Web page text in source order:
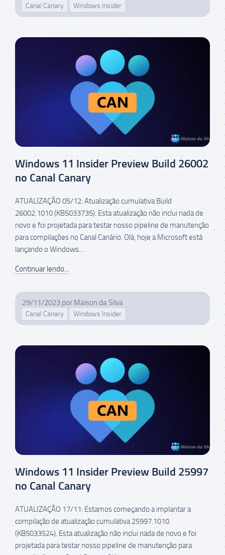
Canal Canary Windows Insider
Windows 11 Insider Preview Build 26002
no Canal Canary
ATUALIZAÇÃO 05/12: Atualização cumulativa Build
26002.1010 (KB5033735). Esta atualização não inclui nada de
novo e foi projetada para testar nosso pipeline de manutenção
para compilações no Canal Canário. Olá, hoje a Microsoft está
lançando o Windows...
Continuar lendo...
29/11/2023 por Maison da Silva
Canal Canary Windows Insider
Windows 11 Insider Preview Build 25997
no Canal Canary
ATUALIZAÇÃO 17/11: Estamos começando a implantar a
compilação de atualização cumulativa 25997.1010
(KB5033524). Esta atualização não inclui nada de novo e foi
projetada para testar nosso pipeline de manutenção para